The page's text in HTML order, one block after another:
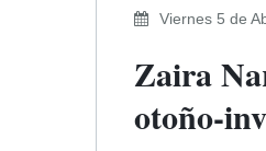
Viernes 5 de
Zaira
otoño-